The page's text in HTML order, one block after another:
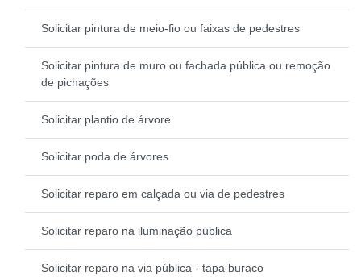
Solicitar pintura de meio-fio ou faixas de pedestres
Solicitar pintura de muro ou fachada pública ou remoção
de pichações
Solicitar plantio de árvore
Solicitar poda de árvores
Solicitar reparo em calçada ou via de pedestres
Solicitar reparo na iluminação pública
Solicitar reparo na via pública - tapa buraco